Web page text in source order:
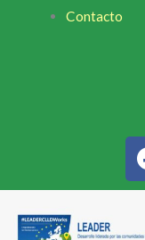
Contacto